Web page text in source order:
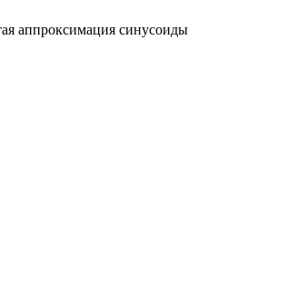
аппроксимация синусоиды